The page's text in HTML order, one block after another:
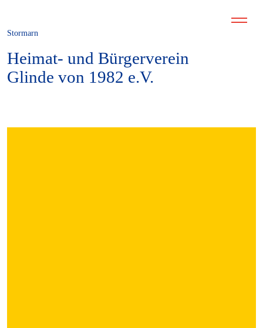
Stormarn
Heimat- und Bürgerverein
Glinde von 1982 e.V.